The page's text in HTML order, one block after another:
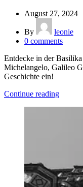
August 27, 2024
By
leonie
0 comments
Entdecke in der
Michelangelo, Galileo
Geschichte ein!
Continue reading